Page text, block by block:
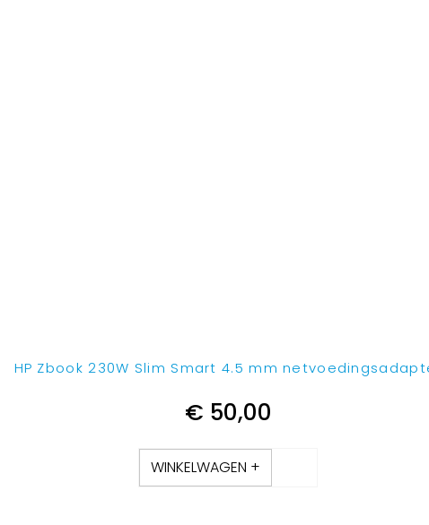
HP Zbook 230W Slim Smart 4.5 mm
€ 50,00
WINKELWAGEN +